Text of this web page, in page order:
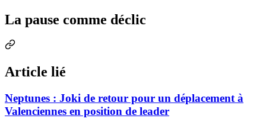
La pause comme déclic
Article lié
Neptunes : Joki de retour pour un déplacement à
Valenciennes en position de leader